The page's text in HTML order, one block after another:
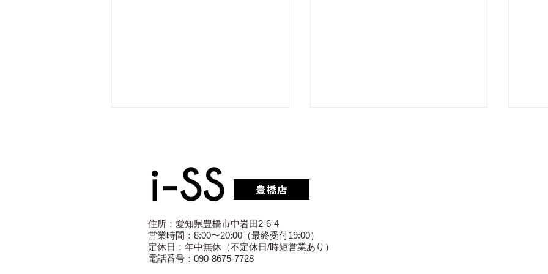
【豊橋市】iPhone13 Proが
発熱・最大容量75％｜バッテ
修理｜画面割れを即日修理・
住所：愛知県豊橋市中岩田2-6-4
営業時間：8:00〜20:00（最終受付19:00）
定休日：年中無休（不定休日/時短営業あり）
電話番号： 090-8675-7728